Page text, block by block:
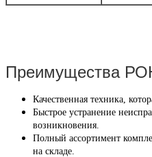
Преимущества
Качественная техника,
Быстрое устранение
возникновения.
Полный ассортимент
на складе.